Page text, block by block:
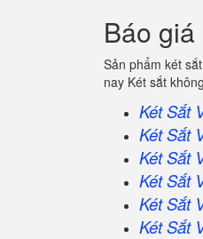
Báo
Sản phẩm két
nay Két sắt
Két Sắt
Két Sắt
Két Sắt
Két Sắt
Két Sắt
Két Sắt